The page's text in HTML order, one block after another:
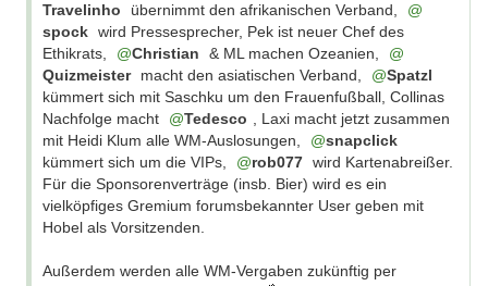
Travelinho
übernimmt den afrikanischen Verband,
spock wird Pressesprecher, Pek ist neuer Chef des
Ethikrats,
Christian
& ML machen Ozeanien,
Quizmeister macht den asiatischen Verband,
Spatzl
kümmert sich mit Saschku um den Frauenfußball, Collinas
Nachfolge macht
Tedesco , Laxi macht jetzt zusammen
mit Heidi Klum alle WM-Auslosungen,
snapclick
kümmert sich um die VIPs,
rob077 wird Kartenabreißer.
Für die Sponsorenverträge (insb. Bier) wird es ein
vielköpfiges Gremium forumsbekannter User geben mit
Hobel als Vorsitzenden.
Außerdem werden alle WM-Vergaben zukünftig per